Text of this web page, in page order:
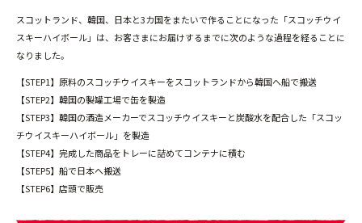
スコットランド、韓国、日本と3カ国をまたいで作ることになった「スコッチウイ
スキーハイボール」は、お客さまにお届けするまでに次のような過程を経ることに
なりました。
【STEP1】原料のスコッチウイスキーをスコットランドから韓国へ船で搬送
【STEP2】韓国の製罐工場で缶を製造
【STEP3】韓国の酒造メーカーでスコッチウイスキーと炭酸水を配合した「スコッ
チウイスキーハイボール」を製造
【STEP4】完成した商品をトレーに詰めてコンテナに積む
【STEP5】船で日本へ搬送
【STEP6】店頭で販売